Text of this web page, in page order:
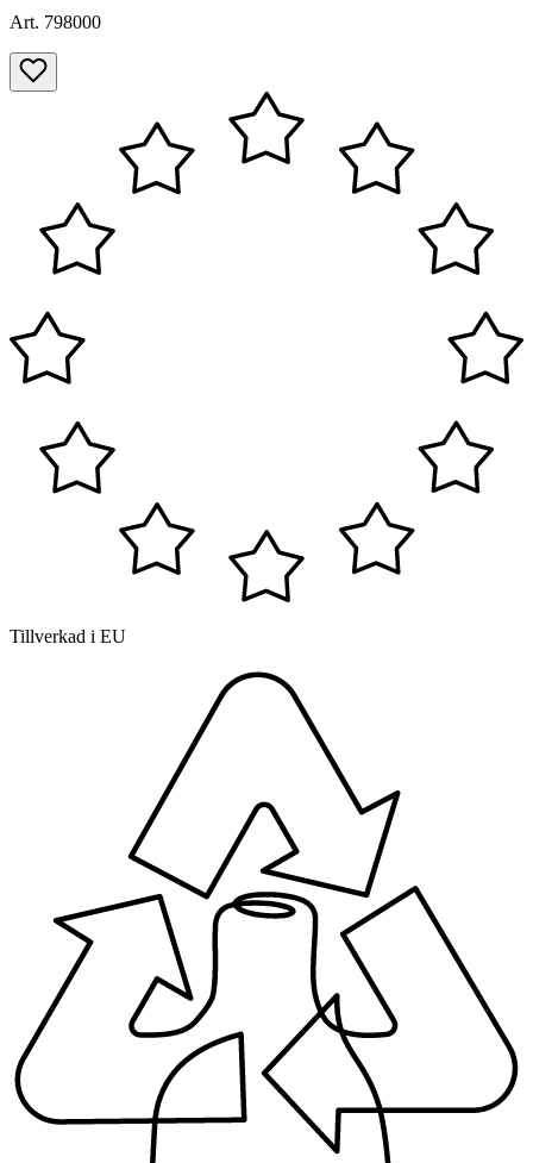
Art. 798000
Tillverkad i EU